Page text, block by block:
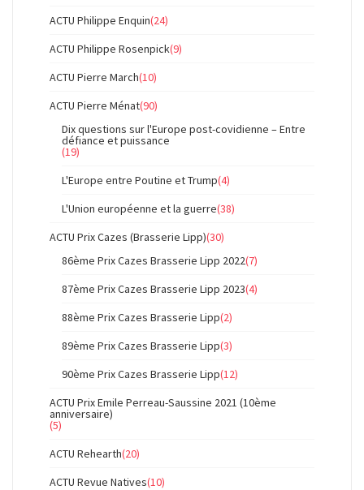
ACTU Philippe Enquin(24)
ACTU Philippe Rosenpick(9)
ACTU Pierre March(10)
ACTU Pierre Ménat(90)
Dix questions sur l'Europe post-covidienne – Entre
défiance et puissance
(19)
L'Europe entre Poutine et Trump(4)
L'Union européenne et la guerre(38)
ACTU Prix Cazes (Brasserie Lipp)(30)
86ème Prix Cazes Brasserie Lipp 2022(7)
87ème Prix Cazes Brasserie Lipp 2023(4)
88ème Prix Cazes Brasserie Lipp(2)
89ème Prix Cazes Brasserie Lipp(3)
90ème Prix Cazes Brasserie Lipp(12)
ACTU Prix Emile Perreau-Saussine 2021 (10ème
anniversaire)
(5)
ACTU Rehearth(20)
ACTU Revue Natives(10)